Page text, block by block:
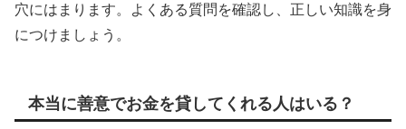
穴にはまります。よくある質問を確認し、正しい知識を身
につけましょう。
本当に善意でお金を貸してくれる人はいる？